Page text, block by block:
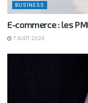
BUSINESS
E-commerce : les
7 AOÛT 2026